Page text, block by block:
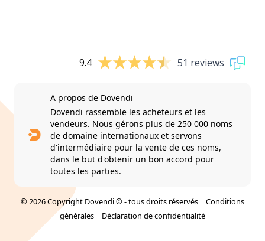
9.4 51 reviews
A propos de Dovendi
Dovendi rassemble les acheteurs et les
vendeurs. Nous gérons plus de 250 000 noms
de domaine internationaux et servons
d'intermédiaire pour la vente de ces noms,
dans le but d'obtenir un bon accord pour
toutes les parties.
© 2026 Copyright Dovendi © - tous droits réservés | Conditions
générales | Déclaration de confidentialité